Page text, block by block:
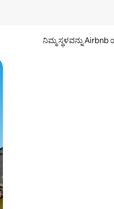
ನಿಮ್ಮ ಸ್ಥಳವನ್ನು Airbnb